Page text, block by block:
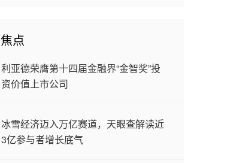
焦点
利亚德荣膺第十四届金融界“金智奖”投
资价值上市公司
冰雪经济迈入万亿赛道，天眼查解读近
3亿参与者增长底气